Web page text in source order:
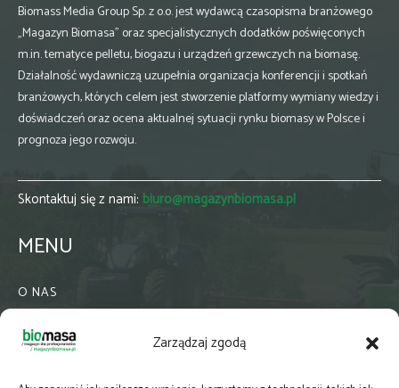
Zarządzaj zgodą
Biomass Media Group Sp. z o.o. jest wydawcą czasopisma branżowego
„Magazyn Biomasa” oraz specjalistycznych dodatków poświęconych
m.in. tematyce pelletu, biogazu i urządzeń grzewczych na biomasę.
Działalność wydawniczą uzupełnia organizacja konferencji i spotkań
branżowych, których celem jest stworzenie platformy wymiany wiedzy i
doświadczeń oraz ocena aktualnej sytuacji rynku biomasy w Polsce i
prognoza jego rozwoju.
Skontaktuj się z nami: biuro@magazynbiomasa.pl
MENU
O NAS
WSPÓŁPRACA